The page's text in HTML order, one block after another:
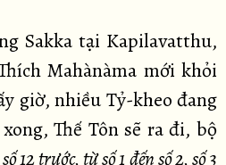
Sakka tại Kapilavatthu,
Mahànàma mới khỏi
giờ, nhiều Tỷ-kheo đang
Thế Tôn sẽ ra đi, bộ
trước, từ số 1 đến số 2, số 3